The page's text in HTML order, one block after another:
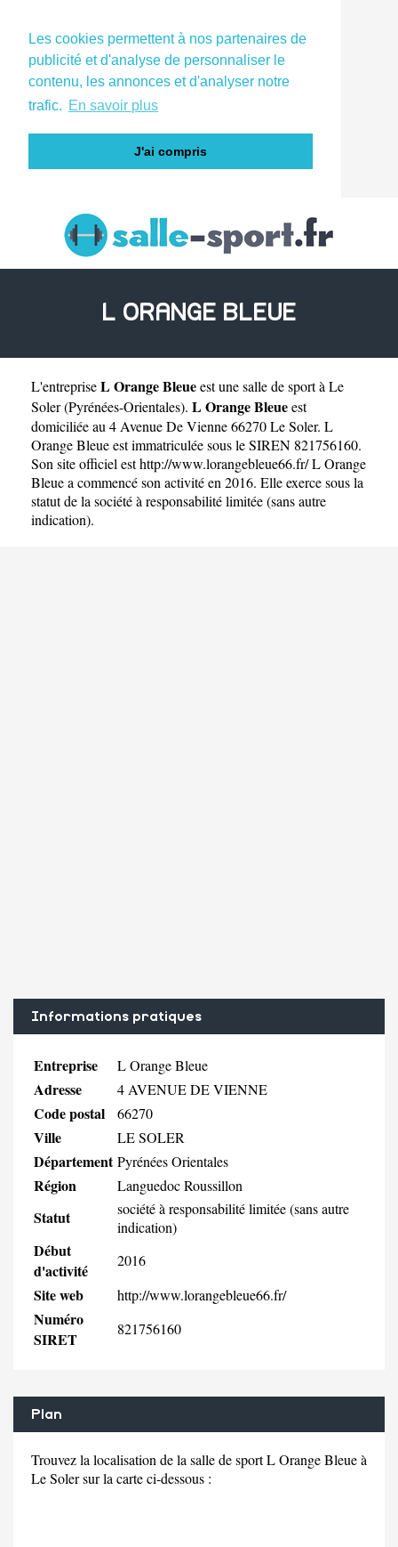
Les cookies permettent à nos partenaires de
publicité et d'analyse de personnaliser le
contenu, les annonces et d'analyser notre
trafic. En savoir plus
J'ai compris
L ORANGE BLEUE
L'entrepriseL Orange Bleueest unesalle de sport à Le
Soler(Pyrénées-Orientales). L Orange Bleueest
domiciliée au 4 Avenue De Vienne 66270 Le Soler. L
Orange Bleue est immatriculée sous le SIREN 821756160.
Son site officiel esthttp://www.lorangebleue66.fr/L Orange
Bleue a commencé son activité en 2016. Elle exerce sous la
statut de la société à responsabilité limitée (sans autre
indication).
Informations pratiques
Entreprise L Orange Bleue
Adresse 4 AVENUE DE VIENNE
Code postal 66270
Ville LE SOLER
Département Pyrénées Orientales
Région Languedoc Roussillon
Statut
société à responsabilité limitée (sans autre
indication)
Début
d'activité
2016
Site web http://www.lorangebleue66.fr/
Numéro
SIRET
821756160
Plan
Trouvez la localisation de la salle de sport L Orange Bleue à
Le Soler sur la carte ci-dessous :